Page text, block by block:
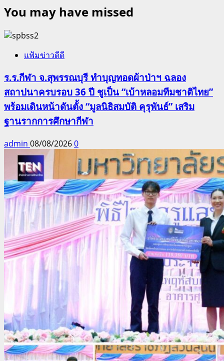
You may have missed
แฟ้มข่าวดีดี
ร.ร.กีฬา จ.สุพรรณบุรี ทำบุญทอดผ้าป่าฯ ฉลอง
สถาปนาครบรอบ 36 ปี ชูเป็น “เบ้าหลอมทีมชาติไทย”
พร้อมเดินหน้าดันตั้ง “มูลนิธิสมบัติ คุรุพันธ์” เสริม
ฐานรากการศึกษากีฬา
admin 08/08/20260